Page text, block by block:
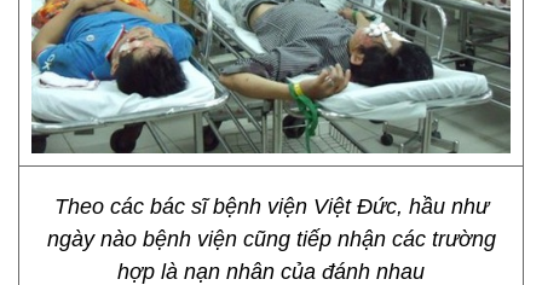
Theo các bác sĩ bệnh viện Việt Đức, hầu như
ngày nào bệnh viện cũng tiếp nhận các trường
hợp là nạn nhân của đánh nhau